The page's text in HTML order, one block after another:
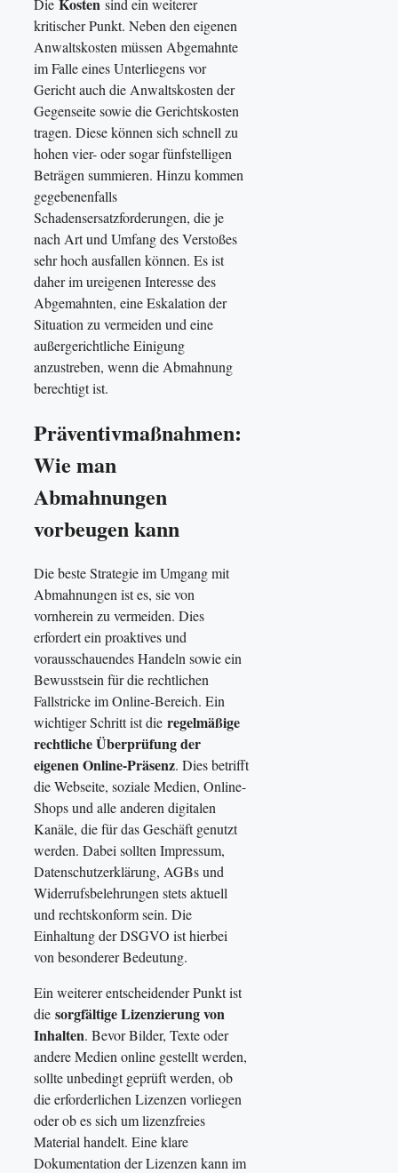
Die
sind ein weiterer
kritischer Punkt. Neben den eigenen
Anwaltskosten müssen Abgemahnte
im Falle eines Unterliegens vor
Gericht auch die Anwaltskosten der
Gegenseite sowie die Gerichtskosten
tragen. Diese können sich schnell zu
hohen vier- oder sogar fünfstelligen
Beträgen summieren. Hinzu kommen
gegebenenfalls
Schadensersatzforderungen, die je
nach Art und Umfang des Verstoßes
sehr hoch ausfallen können. Es ist
daher im ureigenen Interesse des
Abgemahnten, eine Eskalation der
Situation zu vermeiden und eine
außergerichtliche Einigung
anzustreben, wenn die Abmahnung
berechtigt ist.
Präventivmaßnahmen:
Wie man
Abmahnungen
vorbeugen kann
Die beste Strategie im Umgang mit
Abmahnungen ist es, sie von
vornherein zu vermeiden. Dies
erfordert ein proaktives und
vorausschauendes Handeln sowie ein
Bewusstsein für die rechtlichen
Fallstricke im Online-Bereich. Ein
wichtiger Schritt ist die regelmäßige
rechtliche Überprüfung der
eigenen Online-Präsenz. Dies betrifft
die Webseite, soziale Medien, Online-
Shops und alle anderen digitalen
Kanäle, die für das Geschäft genutzt
werden. Dabei sollten Impressum,
Datenschutzerklärung, AGBs und
Widerrufsbelehrungen stets aktuell
und rechtskonform sein. Die
Einhaltung der DSGVO ist hierbei
von besonderer Bedeutung.
Ein weiterer entscheidender Punkt ist
die sorgfältige Lizenzierung von
Inhalten. Bevor Bilder, Texte oder
andere Medien online gestellt werden,
sollte unbedingt geprüft werden, ob
die erforderlichen Lizenzen vorliegen
oder ob es sich um lizenzfreies
Material handelt. Eine klare
Dokumentation der Lizenzen kann im